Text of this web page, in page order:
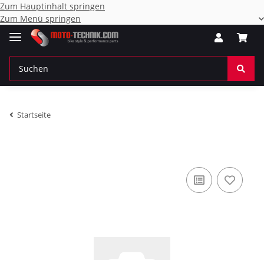
Zum Hauptinhalt springen
Zum Menü springen
Startseite